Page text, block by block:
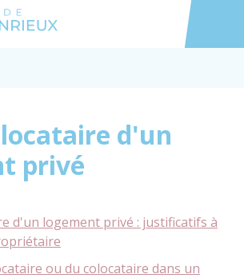
Accéder
d'un
privé
d'un logement privé : justificatifs à
ou du colocataire dans un